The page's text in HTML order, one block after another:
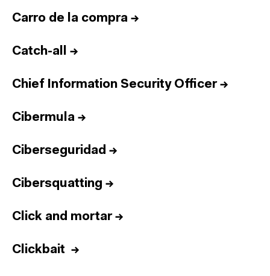
Carro de la compra →
Catch-all →
Chief Information Security Officer→
Cibermula →
Ciberseguridad →
Cibersquatting →
Click and mortar→
Clickbait →